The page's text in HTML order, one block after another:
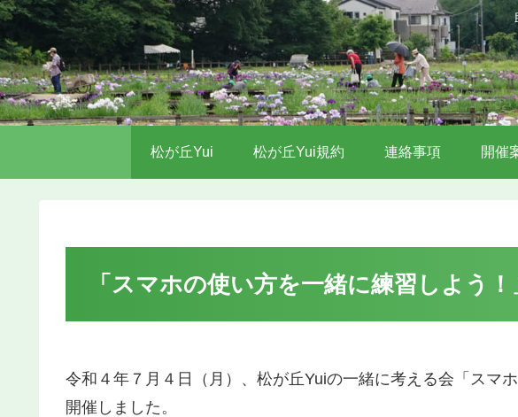
松が丘Yui 松が丘Yui規約 連絡事項 開催
「スマホの使い方を一緒に練習しよう
令和４年７月４日（月）、松が丘Yuiの一緒に考える会「スマ
開催しました。